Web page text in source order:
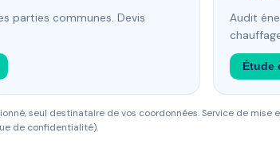
parties communes. Devis
Audit
Étude
seul destinataire de vos coordonnées. Service de
de confidentialité).